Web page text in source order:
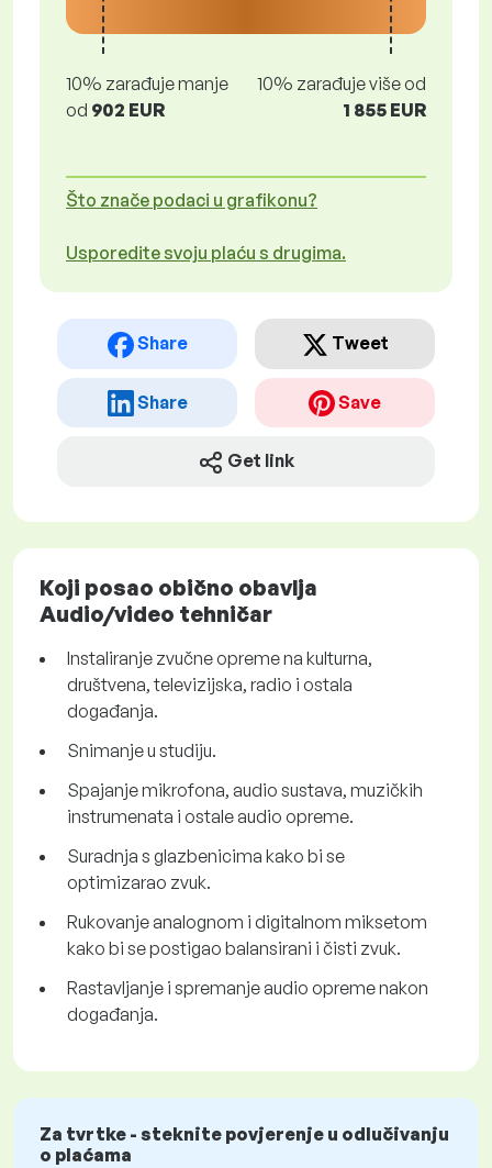
10% zarađuje manje
od 902 EUR
10% zarađuje više od
1 855 EUR
Što znače podaci u grafikonu?
Usporedite svoju plaću s drugima.
Share Tweet
Share Save
Get link
Koji posao obično obavlja
Audio/video tehničar
Instaliranje zvučne opreme na kulturna,
društvena, televizijska, radio i ostala
događanja.
Snimanje u studiju.
Spajanje mikrofona, audio sustava, muzičkih
instrumenata i ostale audio opreme.
Suradnja s glazbenicima kako bi se
optimizarao zvuk.
Rukovanje analognom i digitalnom miksetom
kako bi se postigao balansirani i čisti zvuk.
Rastavljanje i spremanje audio opreme nakon
događanja.
Za tvrtke - steknite povjerenje u odlučivanju
o plaćama